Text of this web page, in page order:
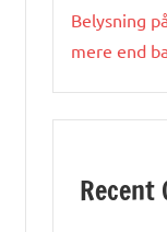
Belysning
mere end
Recent